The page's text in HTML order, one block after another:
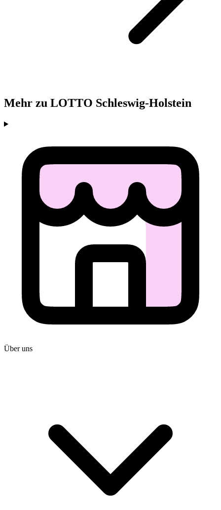
Mehr zu LOTTO Schleswig-Holstein
Über uns